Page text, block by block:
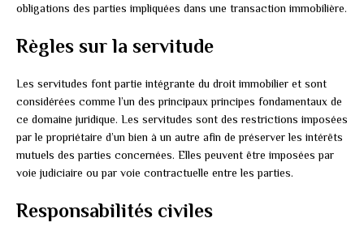
obligations des parties impliquées dans une transaction immobilière.
Règles sur la servitude
Les servitudes font partie intégrante du droit immobilier et sont
considérées comme l’un des principaux principes fondamentaux de
ce domaine juridique. Les servitudes sont des restrictions imposées
par le propriétaire d’un bien à un autre afin de préserver les intérêts
mutuels des parties concernées. Elles peuvent être imposées par
voie judiciaire ou par voie contractuelle entre les parties.
Responsabilités civiles